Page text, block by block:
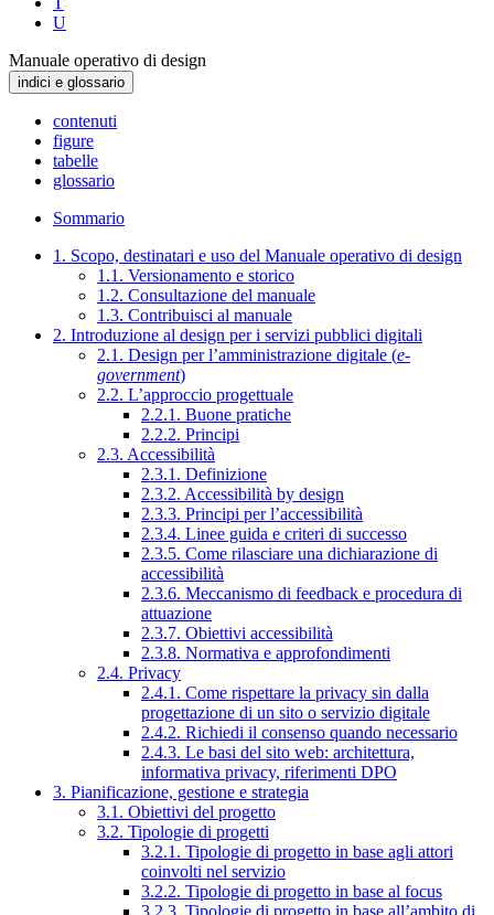
U
Manuale operativo di design
indici e glossario
contenuti
figure
tabelle
glossario
Sommario
1. Scopo, destinatari e uso del Manuale operativo di design
1.1. Versionamento e storico
1.2. Consultazione del manuale
1.3. Contribuisci al manuale
2. Introduzione al design per i servizi pubblici digitali
2.1. Design per l’amministrazione digitale (e-
government)
2.2. L’approccio progettuale
2.2.1. Buone pratiche
2.2.2. Principi
2.3. Accessibilità
2.3.1. Definizione
2.3.2. Accessibilità by design
2.3.3. Principi per l’accessibilità
2.3.4. Linee guida e criteri di successo
2.3.5. Come rilasciare una dichiarazione di
accessibilità
2.3.6. Meccanismo di feedback e procedura di
attuazione
2.3.7. Obiettivi accessibilità
2.3.8. Normativa e approfondimenti
2.4. Privacy
2.4.1. Come rispettare la privacy sin dalla
progettazione di un sito o servizio digitale
2.4.2. Richiedi il consenso quando necessario
2.4.3. Le basi del sito web: architettura,
informativa privacy, riferimenti DPO
3. Pianificazione, gestione e strategia
3.1. Obiettivi del progetto
3.2. Tipologie di progetti
3.2.1. Tipologie di progetto in base agli attori
coinvolti nel servizio
3.2.2. Tipologie di progetto in base al focus
3.2.3. Tipologie di progetto in base all’ambito di